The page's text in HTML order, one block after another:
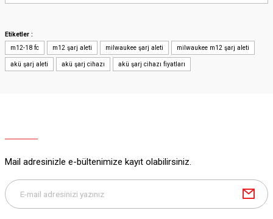
Yorum Yaz
Etiketler :
m12-18 fc
m12 şarj aleti milwaukee şarj aleti milwaukee m12 şarj aleti
akü şarj aleti akü şarj cihazı akü şarj cihazı fiyatları
Mail adresinizle e-bültenimize kayıt olabilirsiniz.